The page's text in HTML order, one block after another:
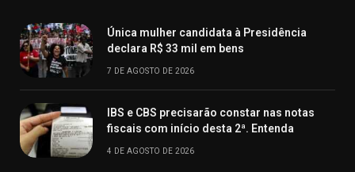
Única mulher candidata à Presidência
declara R$ 33 mil em bens
7 DE AGOSTO DE 2026
IBS e CBS precisarão constar nas notas
fiscais com início desta 2ª. Entenda
4 DE AGOSTO DE 2026